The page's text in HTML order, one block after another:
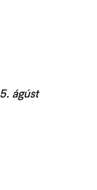
ágúst